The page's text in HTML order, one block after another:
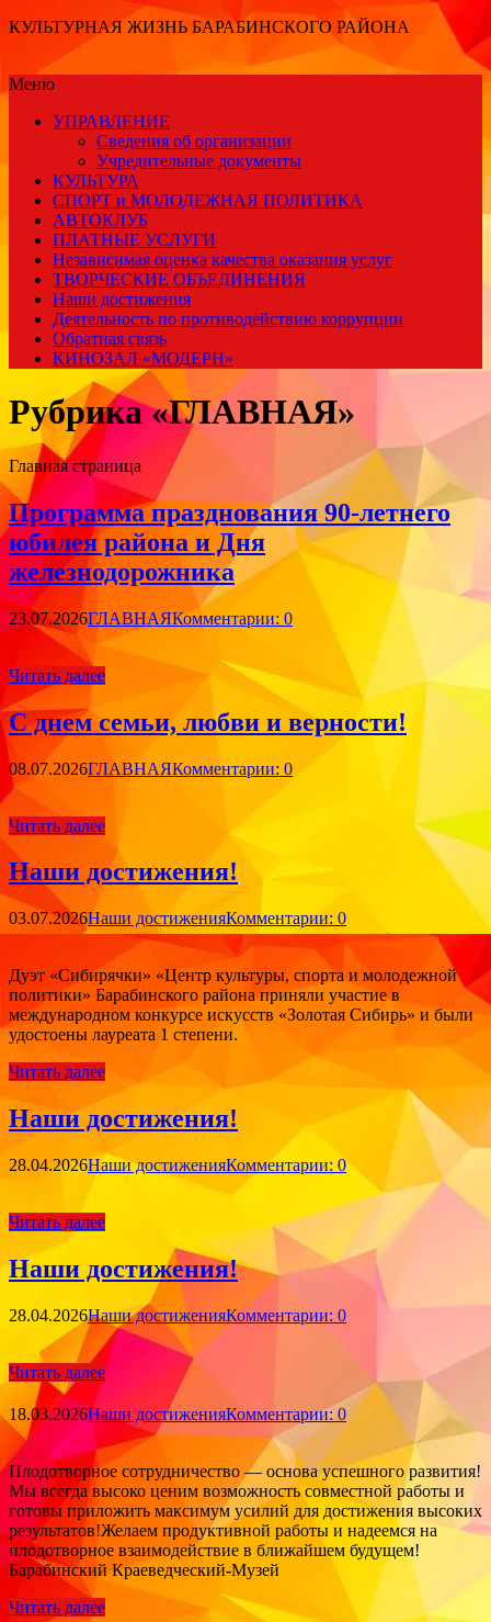
КУЛЬТУРНАЯ ЖИЗНЬ БАРАБИНСКОГО РАЙОНА
Меню
УПРАВЛЕНИЕ
Сведения об организации
Учредительные документы
КУЛЬТУРА
СПОРТ и МОЛОДЕЖНАЯ ПОЛИТИКА
АВТОКЛУБ
ПЛАТНЫЕ УСЛУГИ
Независимая оценка качества оказания услуг
ТВОРЧЕСКИЕ ОБЪЕДИНЕНИЯ
Наши достижения
Деятельность по противодействию коррупции
Обратная связь
КИНОЗАЛ «МОДЕРН»
Рубрика «ГЛАВНАЯ»
Главная страница
Программа празднования 90-летнего
юбилея района и Дня
железнодорожника
23.07.2026ГЛАВНАЯКомментарии: 0
Читать далее
С днем семьи, любви и верности!
08.07.2026ГЛАВНАЯКомментарии: 0
Читать далее
Наши достижения!
03.07.2026Наши достиженияКомментарии: 0
Дуэт «Сибирячки» «Центр культуры, спорта и молодежной
политики» Барабинского района приняли участие в
международном конкурсе искусств «Золотая Сибирь» и были
удостоены лауреата 1 степени.
Читать далее
Наши достижения!
28.04.2026Наши достиженияКомментарии: 0
Читать далее
Наши достижения!
28.04.2026Наши достиженияКомментарии: 0
Читать далее
18.03.2026Наши достиженияКомментарии: 0
Плодотворное сотрудничество — основа успешного развития!
Мы всегда высоко ценим возможность совместной работы и
готовы приложить максимум усилий для достижения высоких
результатов!Желаем продуктивной работы и надеемся на
плодотворное взаимодействие в ближайшем будущем!
Барабинский Краеведческий-Музей
Читать далее